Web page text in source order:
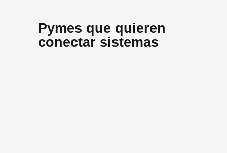
Pymes que quieren
conectar sistemas